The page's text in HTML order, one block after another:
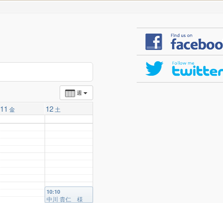
週
11 金 12 土
10:10
中川 貴仁 様